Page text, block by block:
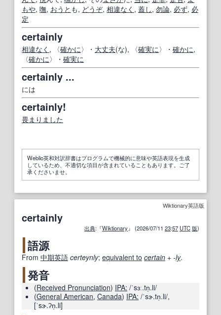
もや, 嘸, おうと も, どうぞ, 相違なく , 蓋し, 勿論, 必ず, 必
定
certainly
相違なく , 〈確かに〉・ 大丈夫(な), 〈確実に〉・ 確かに,
〈確かに〉・ 確実に
certainly ...
には
certainly!
畏まりました
Weblio英和対訳辞書はプログラムで機械的に意味や英語表現を生成
しているため、不適切な項目が含まれていることもあります。ご了
承くださいませ。
Wiktionary英語版
certainly
出典:『Wiktionary』 (2026/07/11 23:57 UTC 版)
語源
From 中期英語 certeynly; equivalent to certain +‎ -ly.
発音
(Received Pronunciation) IPA: /ˈsɜː.tn̩.li/
(General American, Canada) IPA: /ˈsɝ.tn̩.li/,
[ˈsɝ.ʔn̩.li]